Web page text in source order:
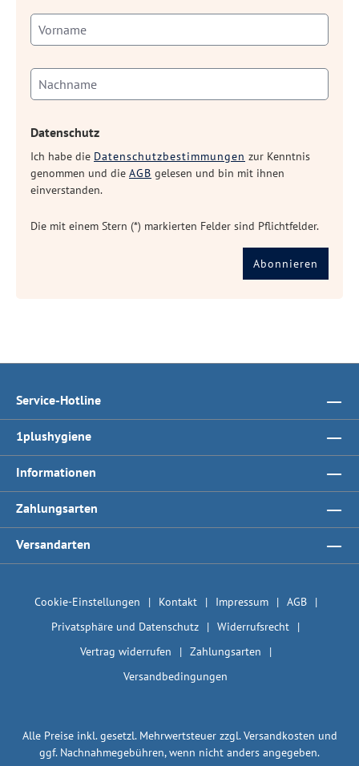
Datenschutz
Ich habe die Datenschutzbestimmungen zur Kenntnis
genommen und die AGB gelesen und bin mit ihnen
einverstanden.
Die mit einem Stern (*) markierten Felder sind Pflichtfelder.
Abonnieren
Service-Hotline
1plushygiene
Informationen
Zahlungsarten
Versandarten
Cookie-Einstellungen Kontakt Impressum
AGB
Privatsphäre und Datenschutz
Widerrufsrecht
Vertrag widerrufen
Zahlungsarten
Versandbedingungen
Alle Preise inkl. gesetzl. Mehrwertsteuer zzgl.Versandkosten und
ggf. Nachnahmegebühren, wenn nicht anders angegeben.